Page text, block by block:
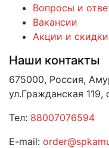
Вопросы и
Вакансии
Акции и скидки
Наши контакты
675000, Россия,
ул.Гражданская 119,
Тел: 88007076594
E-mail: